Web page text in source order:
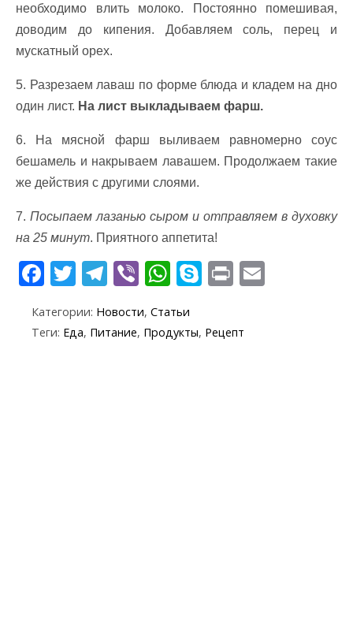
необходимо влить молоко. Постоянно помешивая,
доводим до кипения. Добавляем соль, перец и
мускатный орех.
5. Разрезаем лаваш по форме блюда и кладем на дно
один лист. На лист выкладываем фарш.
6. На мясной фарш выливаем равномерно соус
бешамель и накрываем лавашем. Продолжаем такие
же действия с другими слоями.
7. Посыпаем лазанью сыром и отправляем в духовку
на 25 минут. Приятного аппетита!
F
ac
e
b
T
w
itt
er
T
el
e
gr
Vi
b
er
W
h
at
s
S
k
y
p
Pr
in
t
Категории: Новости, Статьи
Теги: Еда, Питание, Продукты, Рецепт